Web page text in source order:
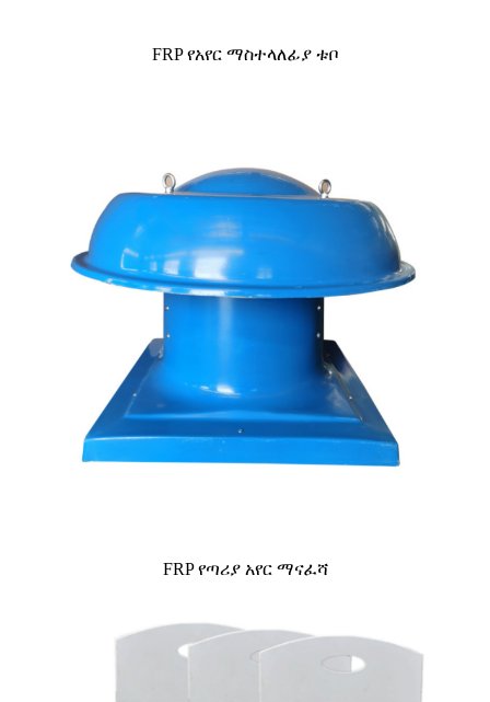
FRP የአየር ማስተላለፊያ ቱቦ
FRP የጣሪያ አየር ማናፈሻ